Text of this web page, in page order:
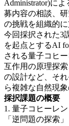
Administrator)に
募内容の相談、
の挑戦を組織的に
今回採択された3
を起点とするAI
される量子コヒ
互作用の原理探
の設計など、そ
ら複雑な自然現
採択課題の概要
1. 量子コヒーレ
「逆問題の探索」